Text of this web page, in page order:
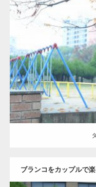
Category:公園のマッチ
ダウンロード
ブランコをカップルで